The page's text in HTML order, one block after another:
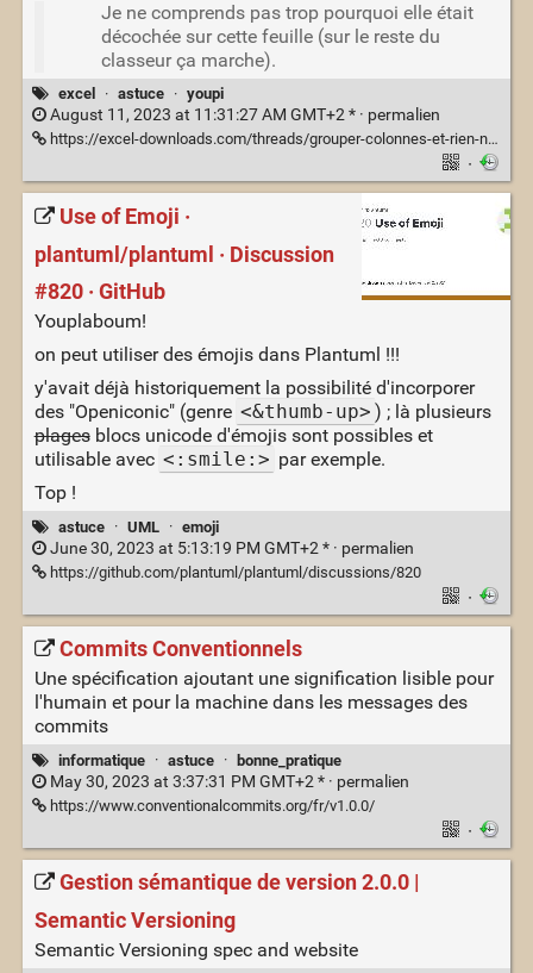
Je ne comprends pas trop pourquoi elle était
décochée sur cette feuille (sur le reste du
classeur ça marche).
excel · astuce · youpi
August 11, 2023 at 11:31:27 AM GMT+2 * · permalien
https://excel-downloads.com/threads/grouper-colonnes-et-rien-ne-se-passe.163250/
·
Use of Emoji ·
plantuml/plantuml · Discussion
#820 · GitHub
Youplaboum!
on peut utiliser des émojis dans Plantuml !!!
y'avait déjà historiquement la possibilité d'incorporer
des "Openiconic" (genre <&thumb-up> ) ; là plusieurs
plagesblocs unicode d'émojis sont possibles et
utilisable avec <:smile:> par exemple.
Top !
astuce · UML · emoji
June 30, 2023 at 5:13:19 PM GMT+2 * · permalien
https://github.com/plantuml/plantuml/discussions/820
·
Commits Conventionnels
Une spécification ajoutant une signification lisible pour
l'humain et pour la machine dans les messages des
commits
informatique · astuce · bonne_pratique
May 30, 2023 at 3:37:31 PM GMT+2 * · permalien
https://www.conventionalcommits.org/fr/v1.0.0/
·
Gestion sémantique de version 2.0.0 |
Semantic Versioning
Semantic Versioning spec and website